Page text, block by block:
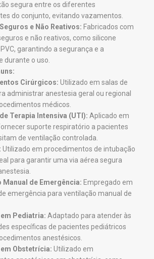
segura entre os diferentes
do conjunto, evitando vazamentos.
e Não Reativos: Fabricados com
e não reativos, como silicone
garantindo a segurança e a
durante o uso.
Cirúrgicos: Utilizado em salas de
administrar anestesia geral ou regional
médicos.
Terapia Intensiva (UTI): Aplicado em
suporte respiratório a pacientes
de ventilação controlada.
Utilizado em procedimentos de intubação
para garantir uma via aérea segura
Manual de Emergência: Empregado em
emergência para ventilação manual de
Pediatria: Adaptado para atender às
específicas de pacientes pediátricos
anestésicos.
Obstetrícia: Utilizado em